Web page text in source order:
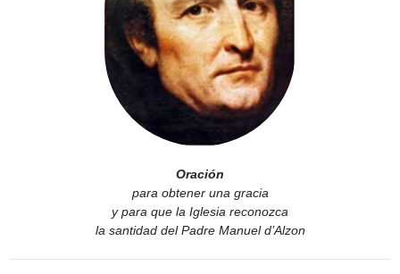
Oración
para obtener una gracia
y para que la Iglesia reconozca
la santidad del Padre Manuel d’Alzon